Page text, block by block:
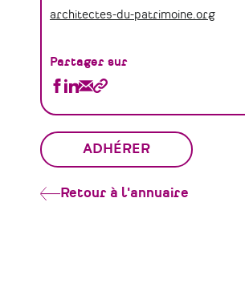
architectes-du-patrimoine.org
Partager sur
Partager
du
Patrimoine
sur
Facebook
Partager
du
Patrimoine
sur
Linkedin
Partager
du
Patrimoine
par
Email
lien
ADHÉRER
Retour à l'annuaire